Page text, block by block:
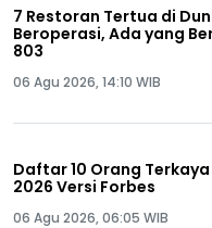
7 Restoran Tertua di
Beroperasi, Ada yang
803
06 Agu 2026, 14:10 WIB
Daftar 10 Orang
2026 Versi Forbes
06 Agu 2026, 06:05 WIB